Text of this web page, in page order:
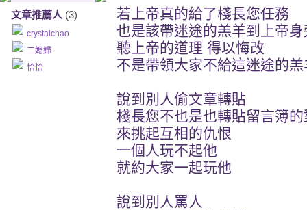
文章推薦人 (3)
crystalchao
二媳婦
恰恰
若上帝真的給了棧長您任務
也是該帶迷途的羔羊到上帝身
聽上帝的道理 得以悔改
不是帶領大家不給這迷途的
說到別人偷文章轉貼
棧長您不也是也轉貼留言簿的
來挑起互相的仇恨
一個人玩不起他
就約大家一起玩他
說到別人罵人